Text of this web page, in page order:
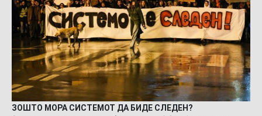
ЗОШТО МОРА СИСТЕМОТ ДА БИДЕ СЛЕДЕН?